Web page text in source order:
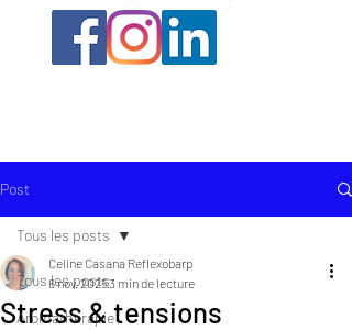
Post
Tous les posts
Aromatherapie
Tous les posts
Stress & tensions
Celine Casana Reflexobarp
6 nov. 20253 min de lecture